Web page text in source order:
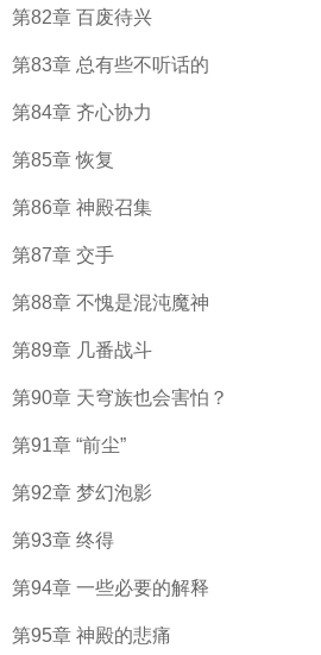
第82章 百废待兴
第83章 总有些不听话的
第84章 齐心协力
第85章 恢复
第86章 神殿召集
第87章 交手
第88章 不愧是混沌魔神
第89章 几番战斗
第90章 天穹族也会害怕？
第91章 “前尘”
第92章 梦幻泡影
第93章 终得
第94章 一些必要的解释
第95章 神殿的悲痛